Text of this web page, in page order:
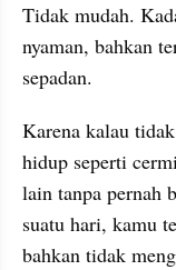
Tidak mudah.
nyaman, bahkan
sepadan.
Karena kalau
hidup seperti
lain tanpa pernah
suatu hari, kamu
bahkan tidak